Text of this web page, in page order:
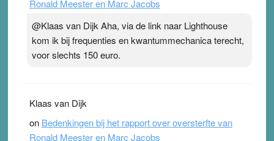
Ronald Meester en Marc Jacobs
@Klaas van Dijk Aha, via de link naar Lighthouse
kom ik bij frequenties en kwantummechanica terecht,
voor slechts 150 euro.
Klaas van Dijk
on Bedenkingen bij het rapport over oversterfte van
Ronald Meester en Marc Jacobs